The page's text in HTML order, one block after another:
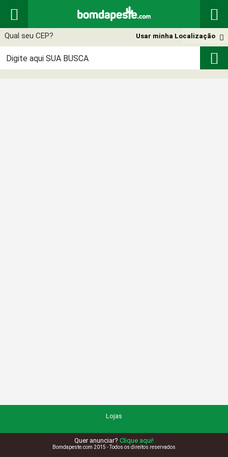
 

Usar minha Localização

Lojas
Quer anunciar? Clique aqui!
Bomdapeste.com 2015 - Todos os direitos reservados